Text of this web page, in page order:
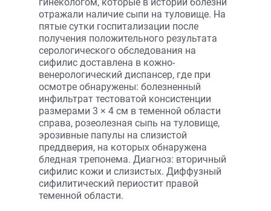
отражали наличие сыпи на туловище. На
пятые сутки госпитализации после
получения положительного результата
серологического обследования на
сифилис доставлена в кожно-
венерологический диспансер, где при
осмотре обнаружены: болезненный
инфильтрат тестоватой консистенции
размерами 3 × 4 см в теменной области
справа, розеолезная сыпь на туловище,
эрозивные папулы на слизистой
преддверия, на которых обнаружена
бледная трепонема. Диагноз: вторичный
сифилис кожи и слизистых. Диффузный
сифилитический периостит правой
теменной области.